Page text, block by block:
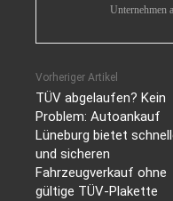
Unternehmen
Vorheriger Artikel
TÜV abgelaufen? Kein
Problem: Autoankauf
Lüneburg bietet
und sicheren
Fahrzeugverkauf ohne
gültige TÜV-Plakette